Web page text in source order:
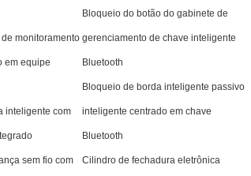
monitoramento
em equipe
Bloqueio do botão do gabinete de
gerenciamento de chave inteligente
Bluetooth
inteligente com
Bloqueio de borda inteligente passivo
inteligente centrado em chave
Bluetooth
sem fio com Cilindro de fechadura eletrônica